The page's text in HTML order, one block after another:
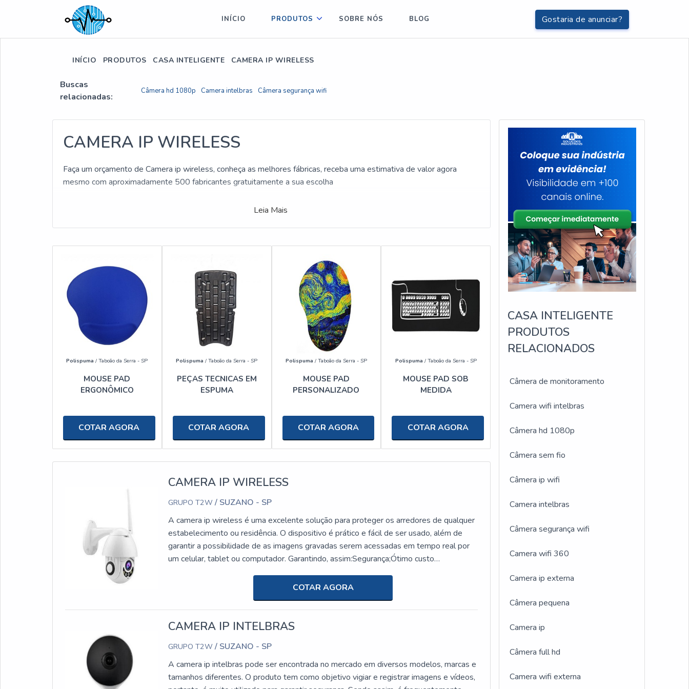
Gostaria de anunciar?
INÍCIO PRODUTOS SOBRE NÓS BLOG
INÍCIO PRODUTOS CASA INTELIGENTE CAMERA IP WIRELESS
Buscas
relacionadas:
Câmera hd 1080p Camera intelbras Câmera segurança wifi
CAMERA IP WIRELESS
Faça um orçamento de Camera ip wireless, conheça as melhores fábricas, receba uma estimativa de valor agora
mesmo com aproximadamente 500 fabricantes gratuitamente a sua escolha
Leia Mais
Polispuma / Taboão da Serra - SP
MOUSE PAD
ERGONÔMICO
COTAR AGORA
Polispuma / Taboão da Serra - SP
PEÇAS TECNICAS EM
ESPUMA
COTAR AGORA
Polispuma / Taboão da Serra - SP
MOUSE PAD
PERSONALIZADO
COTAR AGORA
Polispuma / Taboão da Serra - SP
MOUSE PAD SOB
MEDIDA
COTAR AGORA
CAMERA IP WIRELESS
GRUPO T2W/ SUZANO - SP
A camera ip wireless é uma excelente solução para proteger os arredores de qualquer
estabelecimento ou residência. O dispositivo é prático e fácil de ser usado, além de
garantir a possibilidade de as imagens gravadas serem acessadas em tempo real por
um celular, tablet ou computador. Garantindo, assim:Segurança;Ótimo custo
garantir os produtos e serviços da mais alta qualidade, é preciso entrar em contato com
uma empresa qualificada no mercado. Sendo assim, ao fazer uma rápida pesquisa, logo
será possível identificar a T2W como a melhor opção! Com uma equipe repleta de
profissionais experientes, a empresa garante eficiência em todos os seus produtos e
estoque de equipamentos. A empresa garante qualidade ao revender as principais
marcas do mercado, como por exemplo HP, Apple, Dell, Lenovo, etc; oferecendo,
assim, uma solução confiável.O Grupo T2W foi fundado em 2018, atuando na
COTAR AGORA
CAMERA IP INTELBRAS
GRUPO T2W/ SUZANO - SP
A camera ip intelbras pode ser encontrada no mercado em diversos modelos, marcas e
tamanhos diferentes. O produto tem como objetivo vigiar e registrar imagens e vídeos,
CASA INTELIGENTE
PRODUTOS
RELACIONADOS
Câmera de monitoramento
Camera wifi intelbras
Câmera hd 1080p
Câmera sem fio
Câmera ip wifi
Camera intelbras
Câmera segurança wifi
Camera wifi 360
Camera ip externa
Câmera pequena
Camera ip
Câmera full hd
Camera wifi externa